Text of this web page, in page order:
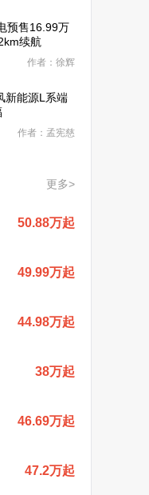
55.8万 路
预售16.99万
续航
作者：徐辉
新能源L系端
作者：孟宪慈
更多>
50.88万起
49.99万起
44.98万起
38万起
46.69万起
47.2万起